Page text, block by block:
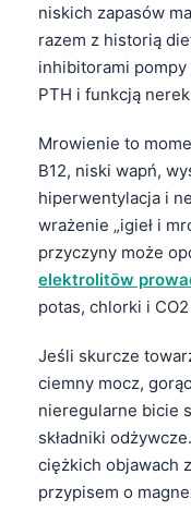
niskich zapasów
razem z historią
inhibitorami
PTH i funkcją
Mrowienie to
B12, niski wapń,
hiperwentylacja i
wrażenie „igieł i
przyczyny może
elektrolitōw
potas, chlorki i
Jeśli skurcze
ciemny mocz,
nieregularne bicie
składniki
ciężkich objawach
przypisem oNorsk bokmål